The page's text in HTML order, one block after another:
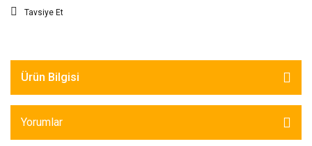
Tavsiye Et
Ürün Bilgisi
Yorumlar